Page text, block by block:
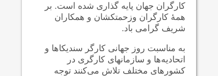
کارگران جهان پایه گذاری شده است. بر
همهٔ کارگران وزحمتکشان و همکاران
شریف گرامی باد.
به مناسبت روز جهانی کارگر سندیکا‌ها و
اتحادیه‌ها و سازمانهای کارگری در
کشورهای مختلف تلاش می‌کنند توجه